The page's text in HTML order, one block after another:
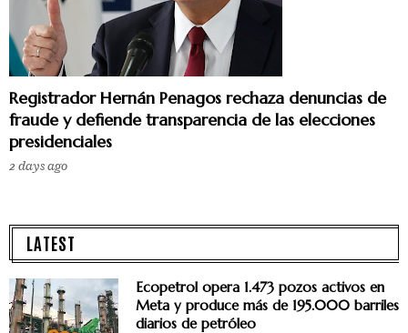
Registrador Hernán Penagos rechaza denuncias de
fraude y defiende transparencia de las elecciones
presidenciales
2 days ago
LATEST
Ecopetrol opera 1.473 pozos activos en
Meta y produce más de 195.000 barriles
diarios de petróleo